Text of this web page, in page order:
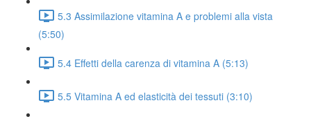
5.3 Assimilazione vitamina A e problemi alla vista
(5:50)
5.4 Effetti della carenza di vitamina A (5:13)
5.5 Vitamina A ed elasticità dei tessuti (3:10)